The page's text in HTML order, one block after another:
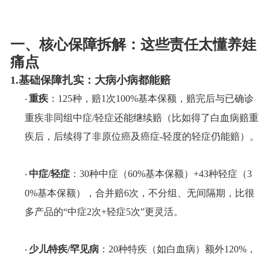
一、核心保障拆解：这些责任太懂养娃
痛点
1.基础保障扎实：大病小病都能赔
· 重疾： 125种，赔1次100%基本保额，赔完后与已确诊
重疾非同组中症/轻症还能继续赔（比如得了白血病赔重
疾后，后续得了非原位癌及癌症-轻度的轻症仍能赔）。
· 中症/轻症： 30种中症（60%基本保额） +43种轻症（3
0%基本保额），合并赔6次，不分组、无间隔期，比很
多产品的“中症2次+轻症5次”更灵活。
· 少儿特疾/罕见病： 20种特疾（如白血病）额外120%，